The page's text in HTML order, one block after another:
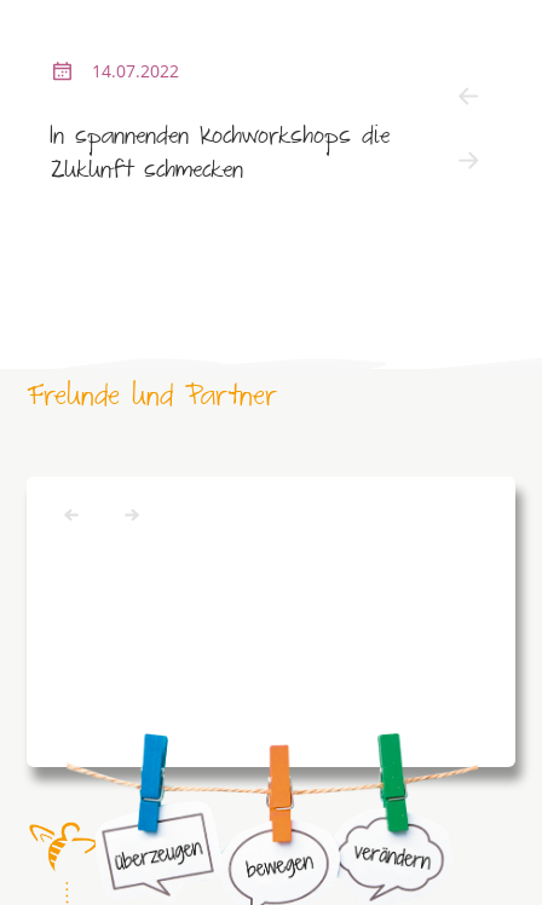
14.07.2022
In spannenden Kochworkshops die
Zukunft schmecken
Freunde und Partner